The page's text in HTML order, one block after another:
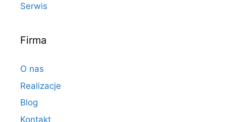
Serwis
Firma
O nas
Realizacje
Blog
Kontakt